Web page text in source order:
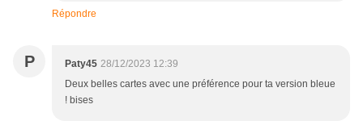
Répondre
P Paty45 28/12/2023 12:39
Deux belles cartes avec une préférence pour ta version bleue
! bises